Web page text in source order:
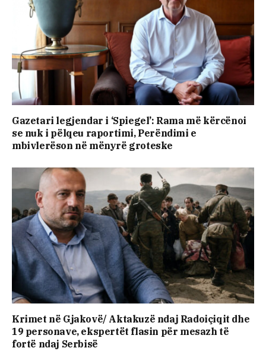
Gazetari legjendar i ‘Spiegel’: Rama më kërcënoi
se nuk i pëlqeu raportimi, Perëndimi e
mbivlerëson në mënyrë groteske
Krimet në Gjakovë/ Aktakuzë ndaj Radoiçiqit dhe
19 personave, ekspertët flasin për mesazh të
fortë ndaj Serbisë